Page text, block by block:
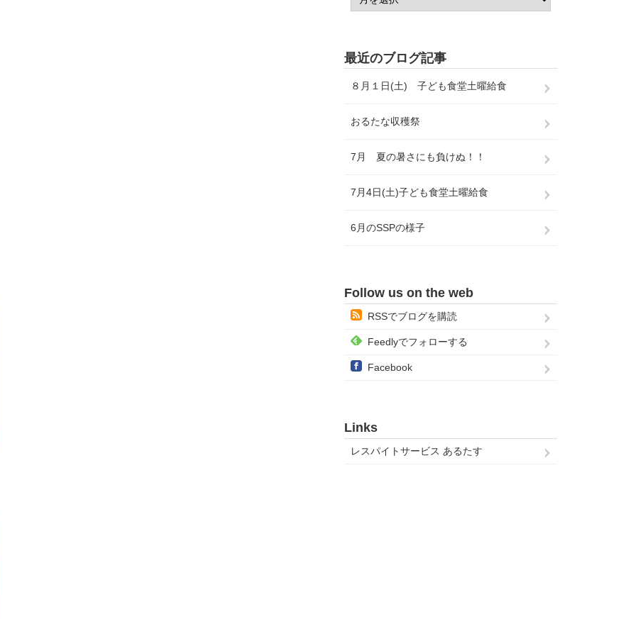
最近のブログ記事
８月１日(土) 子ども食堂土曜給食
おるたな収穫祭
7月 夏の暑さにも負けぬ！！
7月4日(土)子ども食堂土曜給食
6月のSSPの様子
Follow us on the web
RSSでブログを購読
Feedlyでフォローする
Facebook
Links
レスパイトサービス あるたす